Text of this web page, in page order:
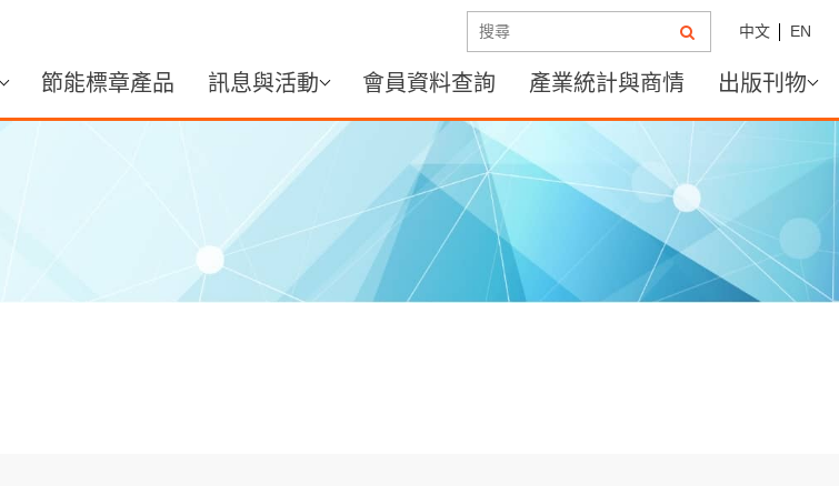
中文 EN
節能標章產品 訊息與活動 會員資料查詢 產業統計與商情 出版刊物